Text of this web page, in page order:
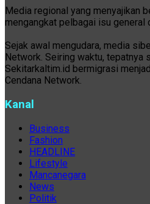
Media regional yang menyajikan
mengangkat pelbagai isu general
Sejak awal mengudara, media
Network. Seiring waktu, tepatnya
Sekitarkaltim.id bermigrasi
Cendana Network.
Kanal
Business
Fashion
HEADLINE
Lifestyle
Mancanegara
News
Politik